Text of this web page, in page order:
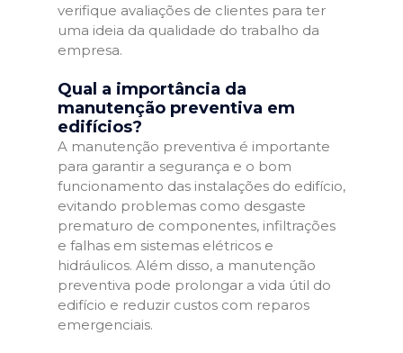
verifique avaliações de clientes para ter
uma ideia da qualidade do trabalho da
empresa.
Qual a importância da
manutenção preventiva em
edifícios?
A manutenção preventiva é importante
para garantir a segurança e o bom
funcionamento das instalações do edifício,
evitando problemas como desgaste
prematuro de componentes, infiltrações
e falhas em sistemas elétricos e
hidráulicos. Além disso, a manutenção
preventiva pode prolongar a vida útil do
edifício e reduzir custos com reparos
emergenciais.